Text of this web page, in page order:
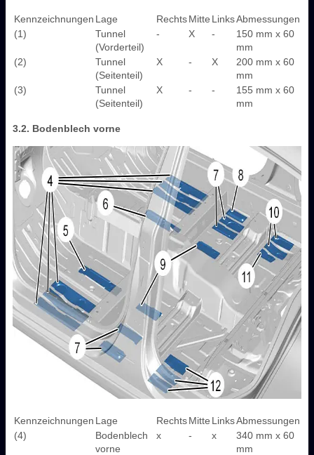
Kennzeichnungen Lage RechtsMitte LinksAbmessungen
(1)
Tunnel
(Vorderteil)
- X -
150 mm x 60
mm
(2)
Tunnel
(Seitenteil)
X - X
200 mm x 60
mm
(3)
Tunnel
(Seitenteil)
X - -
155 mm x 60
mm
3.2. Bodenblech vorne
Kennzeichnungen Lage RechtsMitte LinksAbmessungen
(4)
Bodenblech
vorne
x - x
340 mm x 60
mm